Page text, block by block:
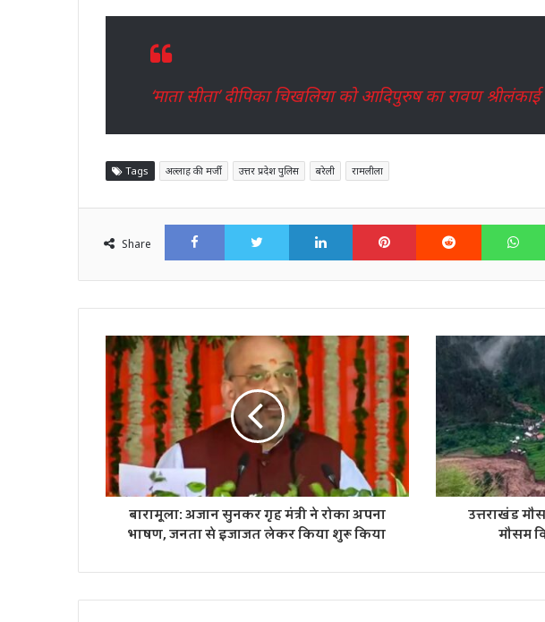
‘माता सीता’ दीपिका चिखलिया को आदिपुरुष का रावण
Tags अल्लाह की मर्जी उत्तर प्रदेश पुलिस बरेली रामलीला
Share
FacebookTwitter LinkedIn Pinterest Reddit
बारामूला: अजान सुनकर गृह मंत्री ने रोका अपना
भाषण, जनता से इजाजत लेकर किया शुरू किया
उत्तराखंड
मौसम